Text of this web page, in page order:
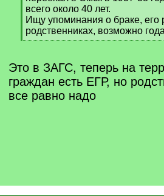
]всего около 40 лет.
Ищу упоминания о браке, его
родственниках, возможно
[
q
]
Это в ЗАГС, теперь на
граждан есть ЕГР, но
все равно надо